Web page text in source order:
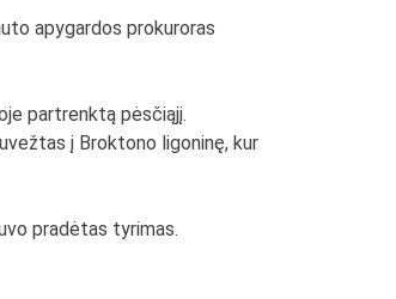
apygardos prokuroras
partrenktą pėsčiąjį.
į Broktono ligoninę, kur
pradėtas tyrimas.